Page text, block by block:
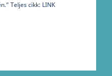
Teljes cikk: LINK